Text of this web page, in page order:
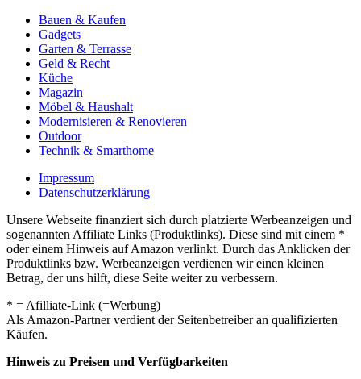
Bauen & Kaufen
Gadgets
Garten & Terrasse
Geld & Recht
Küche
Magazin
Möbel & Haushalt
Modernisieren & Renovieren
Outdoor
Technik & Smarthome
Impressum
Datenschutzerklärung
Unsere Webseite finanziert sich durch platzierte Werbeanzeigen und
sogenannten Affiliate Links (Produktlinks). Diese sind mit einem *
oder einem Hinweis auf Amazon verlinkt. Durch das Anklicken der
Produktlinks bzw. Werbeanzeigen verdienen wir einen kleinen
Betrag, der uns hilft, diese Seite weiter zu verbessern.
* = Afilliate-Link (=Werbung)
Als Amazon-Partner verdient der Seitenbetreiber an qualifizierten
Käufen.
Hinweis zu Preisen und Verfügbarkeiten